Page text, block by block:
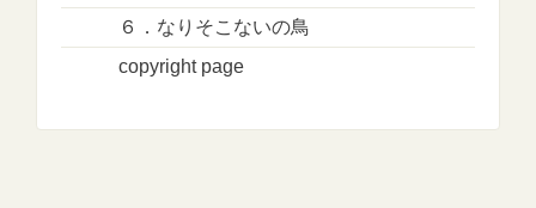
６．なりそこないの鳥
copyright page